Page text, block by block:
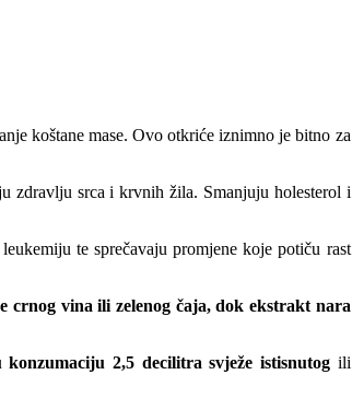
koštane mase. Ovo otkriće iznimno je bitno za
zdravlju srca i krvnih žila. Smanjuju holesterol i
te sprečavaju promjene koje potiču rast
crnog vina ili zelenog čaja, dok ekstrakt nara
konzumaciju 2,5 decilitra svježe istisnutogili